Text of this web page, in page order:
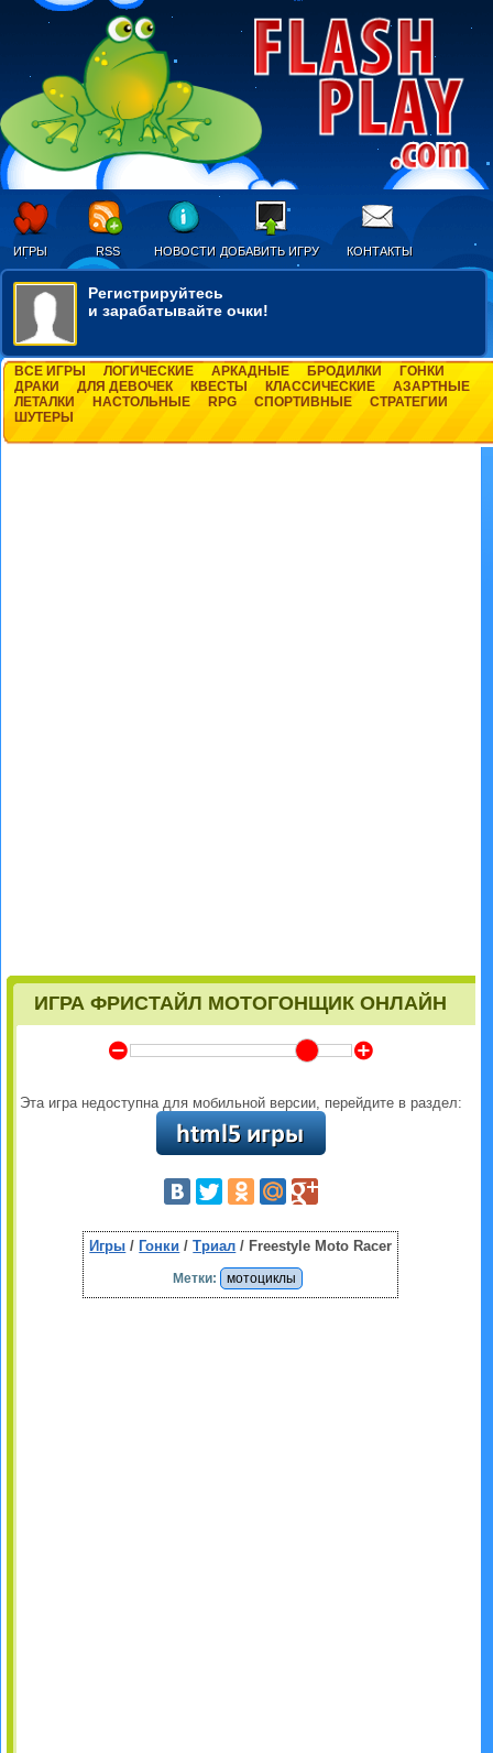
ИГРЫ RSS НОВОСТИ ДОБАВИТЬ ИГРУ КОНТАКТЫ
Регистрируйтесь
и зарабатывайте очки!
ВСЕ ИГРЫ ЛОГИЧЕСКИЕ АРКАДНЫЕ БРОДИЛКИ
ГОНКИ
ДРАКИ
ДЛЯ ДЕВОЧЕК КВЕСТЫ КЛАССИЧЕСКИЕ
АЗАРТНЫЕ
ЛЕТАЛКИ
НАСТОЛЬНЫЕ RPG СПОРТИВНЫЕ
СТРАТЕГИИ
ШУТЕРЫ
ИГРА ФРИСТАЙЛ МОТОГОНЩИК ОНЛАЙН
Y Z
Эта игра недоступна для мобильной версии, перейдите в раздел:
Игры / Гонки /Триал / Freestyle Moto Racer
Метки: мотоциклы